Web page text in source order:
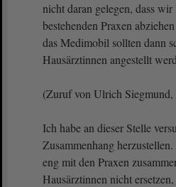
nicht daran gelegen, dass
bestehenden Praxen
das Medimobil sollten dann
Hausärztinnen angestellt
(Zuruf von Ulrich
Ich habe an dieser Stelle
Zusammenhang
eng mit den Praxen
Hausärztinnen nicht